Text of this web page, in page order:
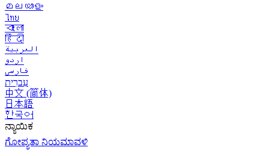
മലയാളം
ไทย
বাংলা
हिंदी
العربية
اردو
فارسی
עִברִית
中文 (简体)
日本語
한국어
ನ್ಯಾಯಿಕ
ಗೋಪ್ಯತಾ ನಿಯಮಾವಳಿ